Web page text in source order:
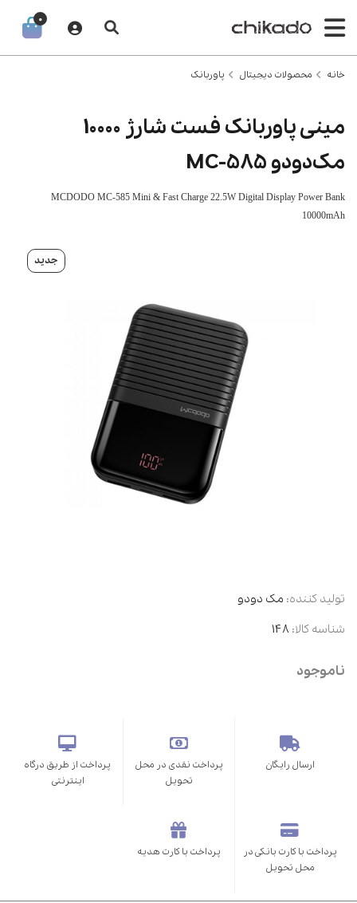
0
خانه محصولات دیجیتال پاوربانک
مینی پاوربانک فست شارژ 10000
مک‌دودو MC-585
MCDODO MC-585 Mini & Fast Charge 22.5W Digital Display Power Bank
10000mAh
جدید
تولید کننده: مک دودو
شناسه کالا:
ناموجود
ارسال رایگان
پرداخت نقدی در محل
تحویل
پرداخت از طریق درگاه
اینترنتی
پرداخت با کارت بانکی در
محل تحویل
پرداخت با کارت هدیه